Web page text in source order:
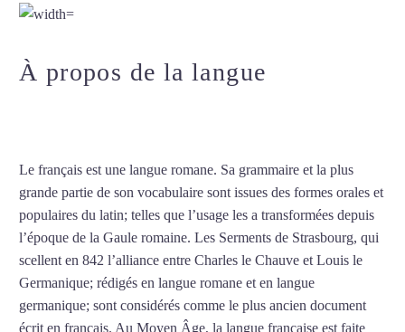
À propos de la langue
Le français est une langue romane. Sa grammaire et la plus
grande partie de son vocabulaire sont issues des formes orales et
populaires du latin; telles que l’usage les a transformées depuis
l’époque de la Gaule romaine. Les Serments de Strasbourg, qui
scellent en 842 l’alliance entre Charles le Chauve et Louis le
Germanique; rédigés en langue romane et en langue
germanique; sont considérés comme le plus ancien document
écrit en français. Au Moyen Âge, la langue française est faite